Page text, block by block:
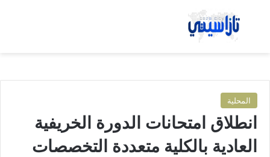
بحث عن
المحلية
انطلاق امتحانات الدورة الخريفية
العادية بالكلية متعددة التخصصات